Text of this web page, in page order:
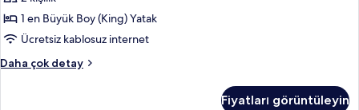
daha
fazla
detay
1 en Büyük Boy (King) Yatak
Ücretsiz kablosuz internet
Daha çok detay
Süit
Fiyatları görüntüleyin